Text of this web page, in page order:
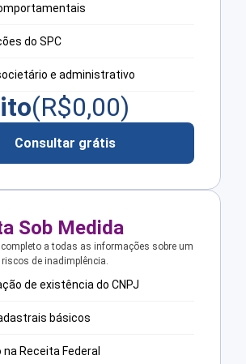
do SPC
e administrativo
(R$0,00)
Consultar grátis
Sob Medida
a todas as informações sobre um
riscos de inadimplência.
de existência do CNPJ
básicos
Receita Federal